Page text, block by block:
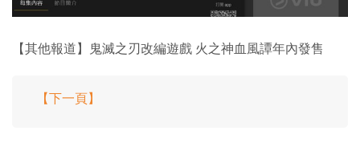
【其他報道】鬼滅之刃改編遊戲 火之神血風譚年內發售
【下一頁】